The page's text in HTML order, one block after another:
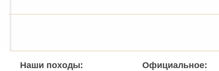
Наши походы: Официальное: